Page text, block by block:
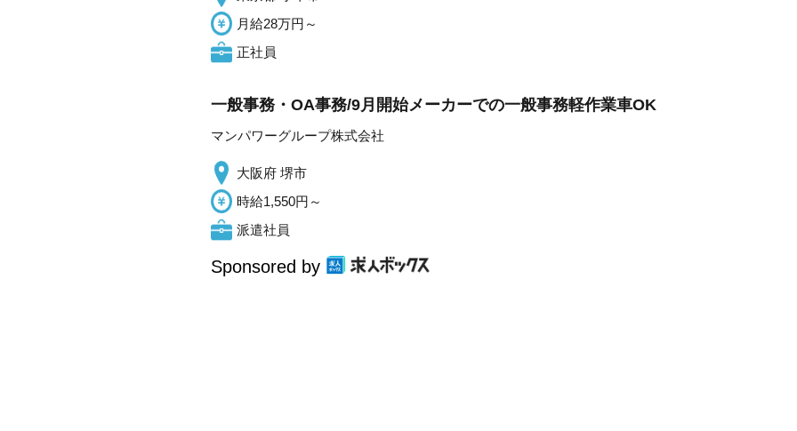
月給28万円～
正社員
一般事務・OA事務/9月開始メーカーでの一般事務軽作業車OK
マンパワーグループ株式会社
大阪府 堺市
時給1,550円～
派遣社員
Sponsored by